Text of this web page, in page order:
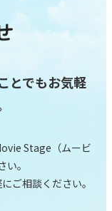
とでもお気軽
Stage（ムービ
。
ご相談ください。